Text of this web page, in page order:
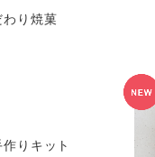
り焼菓
りキット